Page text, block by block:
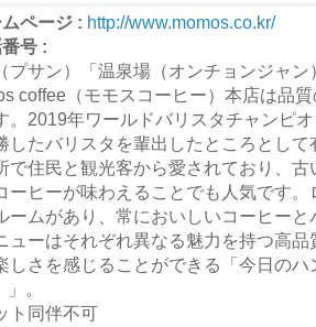
ページ : http://www.momos.co.kr/
号 :
プサン）「温泉場（オンチョンジャ
coffee（モモスコーヒー）本店は品
。2019年ワールドバリスタチャンピ
したバリスタを輩出したところとし
で住民と観光客から愛されており、
ーヒーが味わえることでも人気です
ームがあり、常においしいコーヒー
ューはそれぞれ異なる魅力を持つ高
しさを感じることができる「今日の
。
ト同伴不可